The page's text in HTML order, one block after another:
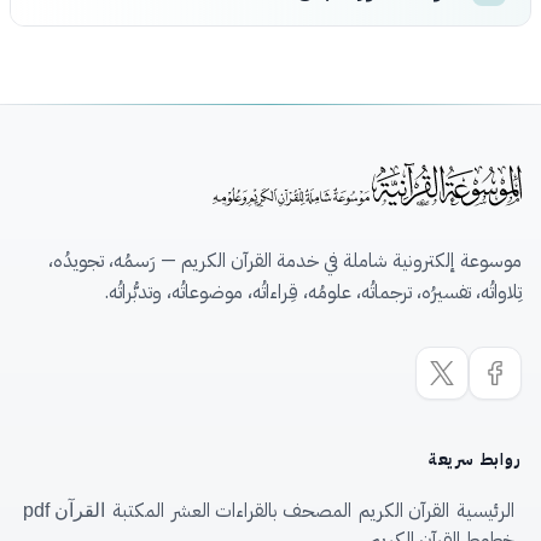
موسوعة إلكترونية شاملة في خدمة القرآن الكريم — رَسمُه، تجويدُه،
تِلاواتُه، تفسيرُه، ترجماتُه، علومُه، قِراءاتُه، موضوعاتُه، وتدبُّراتُه.
روابط سريعة
الرئيسية القرآن الكريم المصحف بالقراءات العشر المكتبة القرآن pdf